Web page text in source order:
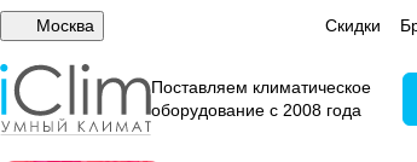
Москва Скидки
Поставляем климатическое
оборудование с 2008 года